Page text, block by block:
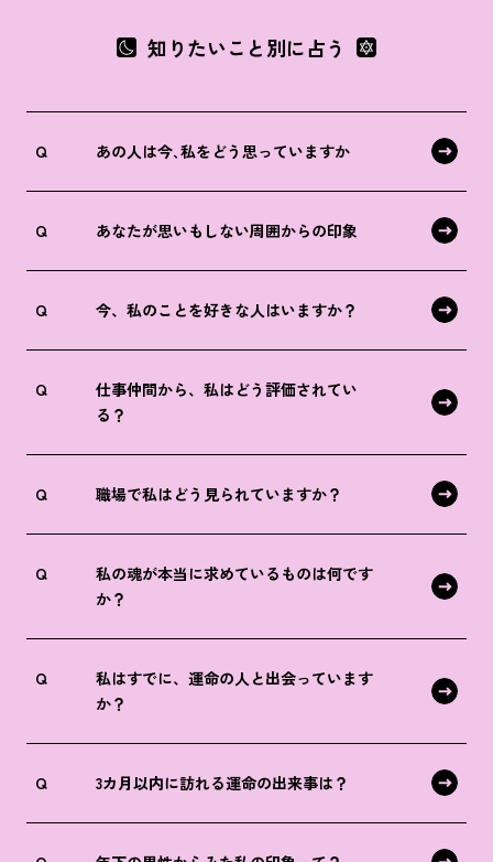
知りたいこと別に占う
Q あの人は今､私をどう思っていますか
Q あなたが思いもしない周囲からの印象
Q 今、私のことを好きな人はいますか？
Q
仕事仲間から、私はどう評価されてい
る？
Q 職場で私はどう見られていますか？
Q
私の魂が本当に求めているものは何です
か？
Q
私はすでに、運命の人と出会っています
か？
Q 3カ月以内に訪れる運命の出来事は？